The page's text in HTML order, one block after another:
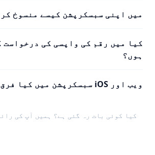
میں اپنی سبسکرپشن کیسے منسوخ
کیا میں رقم کی واپسی کی درخواست
ہوں؟
ویب اور iOS سبسکرپشن میں کیا فرق ہے؟
کیا کوئی بات رہ گئی ہے؟ ہمیں آپ کی